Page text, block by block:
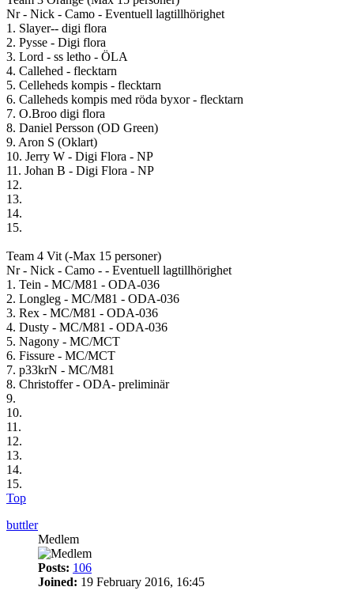
Nr - Nick - Camo - Eventuell lagtillhörighet
1. Slayer-- digi flora
2. Pysse - Digi flora
3. Lord - ss letho - ÖLA
4. Callehed - flecktarn
5. Celleheds kompis - flecktarn
6. Calleheds kompis med röda byxor - flecktarn
7. O.Broo digi flora
8. Daniel Persson (OD Green)
9. Aron S (Oklart)
10. Jerry W - Digi Flora - NP
11. Johan B - Digi Flora - NP
12.
13.
14.
15.
Team 4 Vit (-Max 15 personer)
Nr - Nick - Camo - - Eventuell lagtillhörighet
1. Tein - MC/M81 - ODA-036
2. Longleg - MC/M81 - ODA-036
3. Rex - MC/M81 - ODA-036
4. Dusty - MC/M81 - ODA-036
5. Nagony - MC/MCT
6. Fissure - MC/MCT
7. p33krN - MC/M81
8. Christoffer - ODA- preliminär
9.
10.
11.
12.
13.
14.
15.
Top
buttler
Medlem
Posts: 106
Joined: 19 February 2016, 16:45